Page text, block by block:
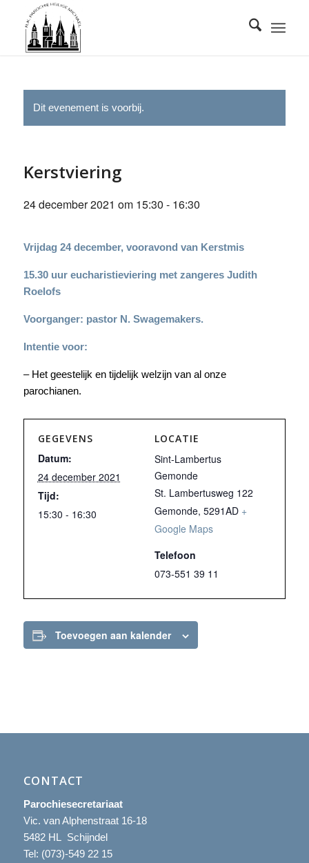
Dit evenement is voorbij.
Kerstviering
24 december 2021 om 15:30 - 16:30
Vrijdag 24 december, vooravond van Kerstmis
15.30 uur eucharistieviering met zangeres Judith
Roelofs
Voorganger: pastor N. Swagemakers.
Intentie voor:
– Het geestelijk en tijdelijk welzijn van al onze
parochianen.
GEGEVENS
Datum:
24 december 2021
Tijd:
15:30 - 16:30
LOCATIE
Sint-Lambertus
Gemonde
St. Lambertusweg 122
Gemonde, 5291AD +
Google Maps
Telefoon
073-551 39 11
Toevoegen aan kalender
CONTACT
Parochiesecretariaat
Vic. van Alphenstraat 16-18
5482 HL Schijndel
Tel: (073)-549 22 15